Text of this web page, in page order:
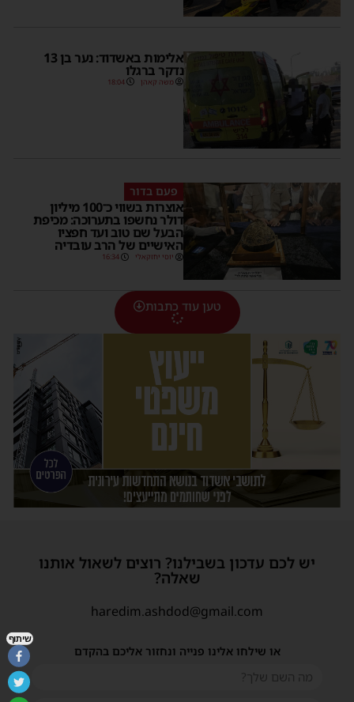
אלימות באשדוד: נער בן 13
נדקר ברגלו
משה קאהן 18:04
פעם בדור
אוצרות בשווי כ־100 מיליון
דולר נחשפו בתערוכה: מכיפת
הבעל שם טוב ועד חפציו
האישיים של הרב עובדיה
יוסי יחזקאלי 16:34
טען עוד כתבות
יש לכם עדכון בשבילנו? רוצים לשאול אותנו
שאלה?
haredim.ashdod@gmail.com
או שילחו אלינו פנייה ונחזור אליכם בהקדם
שיתוף